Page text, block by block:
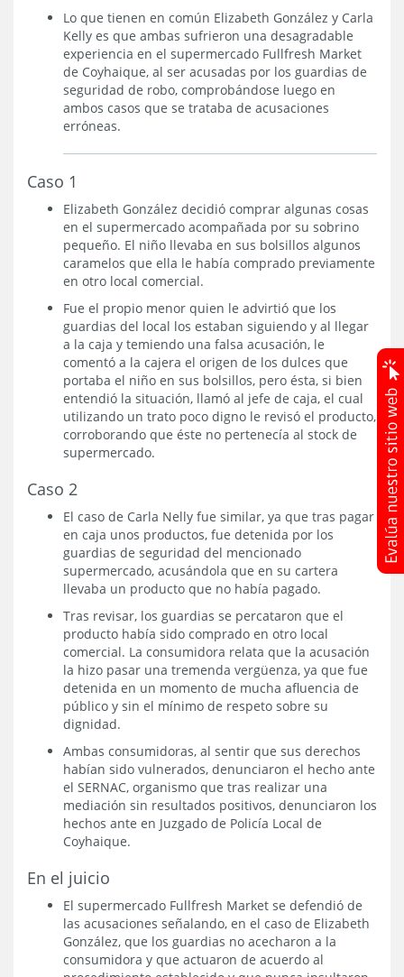
Lo que tienen en común Elizabeth González y Carla
Kelly es que ambas sufrieron una desagradable
experiencia en el supermercado Fullfresh Market
de Coyhaique, al ser acusadas por los guardias de
seguridad de robo, comprobándose luego en
ambos casos que se trataba de acusaciones
erróneas.
Caso 1
Elizabeth González decidió comprar algunas cosas
en el supermercado acompañada por su sobrino
pequeño. El niño llevaba en sus bolsillos algunos
caramelos que ella le había comprado previamente
en otro local comercial.
Fue el propio menor quien le advirtió que los
guardias del local los estaban siguiendo y al llegar
a la caja y temiendo una falsa acusación, le
comentó a la cajera el origen de los dulces que
portaba el niño en sus bolsillos, pero ésta, si bien
entendió la situación, llamó al jefe de caja, el cual
utilizando un trato poco digno le revisó el producto,
corroborando que éste no pertenecía al stock de
supermercado.
Caso 2
El caso de Carla Nelly fue similar, ya que tras pagar
en caja unos productos, fue detenida por los
guardias de seguridad del mencionado
supermercado, acusándola que en su cartera
llevaba un producto que no había pagado.
Tras revisar, los guardias se percataron que el
producto había sido comprado en otro local
comercial. La consumidora relata que la acusación
la hizo pasar una tremenda vergüenza, ya que fue
detenida en un momento de mucha afluencia de
público y sin el mínimo de respeto sobre su
dignidad.
Ambas consumidoras, al sentir que sus derechos
habían sido vulnerados, denunciaron el hecho ante
el SERNAC, organismo que tras realizar una
mediación sin resultados positivos, denunciaron los
hechos ante en Juzgado de Policía Local de
Coyhaique.
En el juicio
El supermercado Fullfresh Market se defendió de
las acusaciones señalando, en el caso de Elizabeth
González, que los guardias no acecharon a la
consumidora y que actuaron de acuerdo al